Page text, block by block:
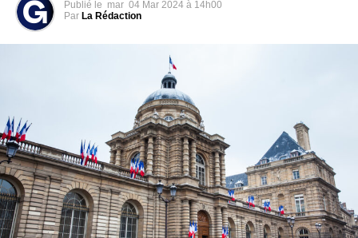
Publié le mar 04 Mar 2024 à 14h00
Par La Rédaction